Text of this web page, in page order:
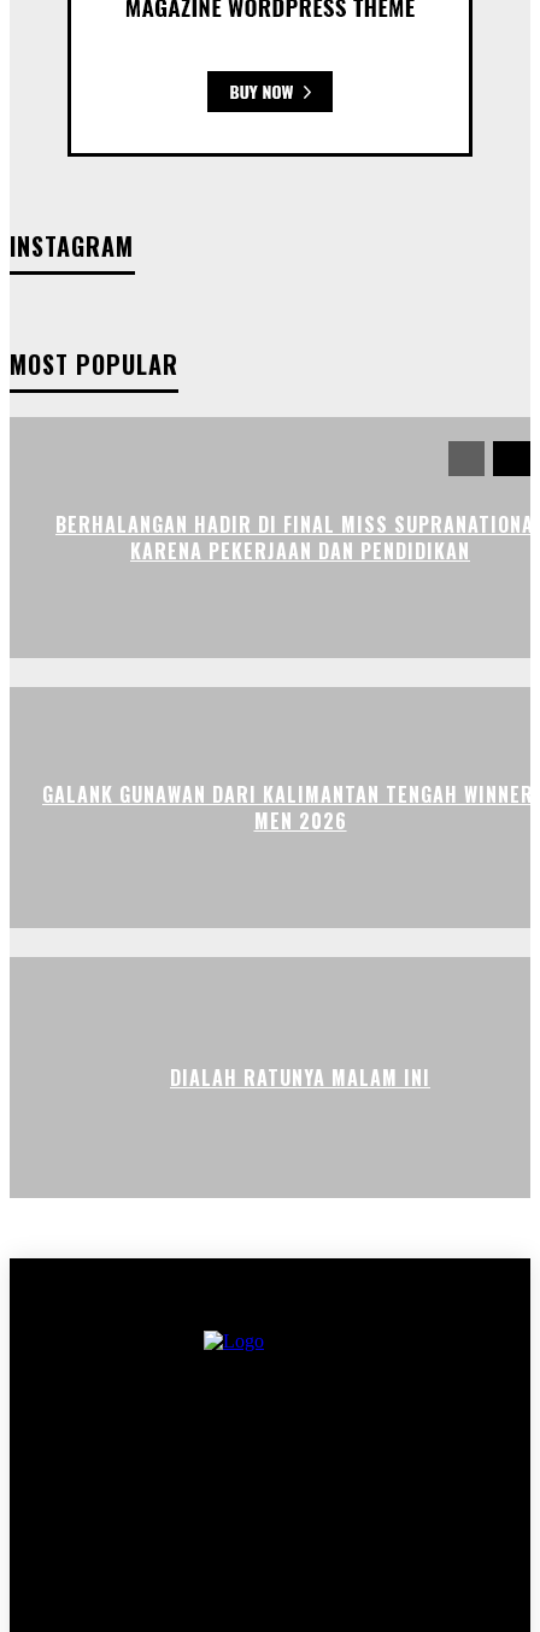
INSTAGRAM
MOST POPULAR
BERHALANGAN HADIR DI FINAL MISS
KARENA PEKERJAAN DAN PENDIDIKAN
GALANK GUNAWAN DARI KALIMANTAN TENGAH
MEN 2026
DIALAH RATUNYA MALAM INI